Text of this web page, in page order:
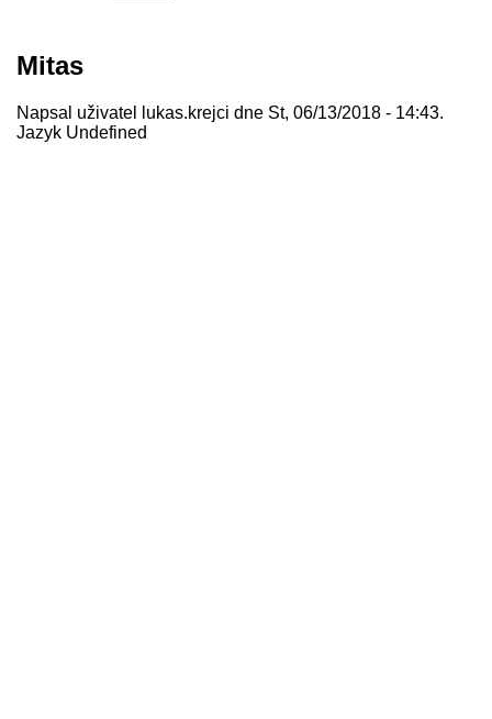
Mitas
Napsal uživatel lukas.krejci dne St, 06/13/2018 - 14:43.
Jazyk Undefined